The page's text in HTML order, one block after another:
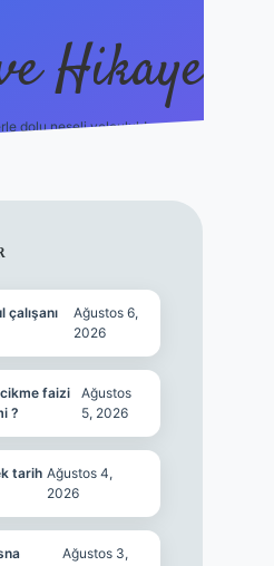
Hikaye
dolu neşeli yolculuk!
Ağustos 6,
2026
faizi
?
Ağustos
5, 2026
tarih Ağustos 4,
2026
Ağustos 3,
grand opera